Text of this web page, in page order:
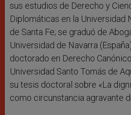
sus estudios de Derecho y
Diplomáticas en la Universidad
de Santa Fe; se graduó de
Universidad de Navarra
doctorado en Derecho
Universidad Santo Tomás de
su tesis doctoral sobre «La
como circunstancia agravante